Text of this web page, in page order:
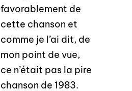
favorablement de
cette chanson et
comme je l’ai dit, de
mon point de vue,
ce n’était pas la pire
chanson de 1983.